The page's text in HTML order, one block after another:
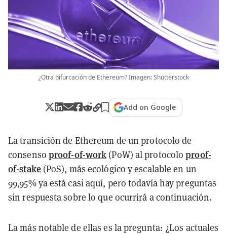
¿Otra bifurcación de Ethereum? Imagen: Shutterstock
Add on Google
La transición de Ethereum de un protocolo de
consenso proof-of-work (PoW) al protocoloproof-
of-stake(PoS), más ecológico y escalable en un
99,95% ya está casi aquí, pero todavía hay preguntas
sin respuesta sobre lo que ocurrirá a continuación.
La más notable de ellas es la pregunta: ¿Los actuales